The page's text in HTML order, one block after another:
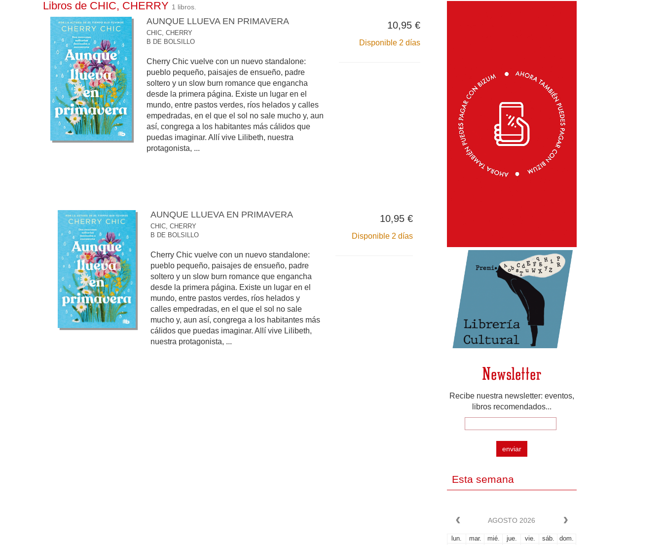
Libros de CHIC, CHERRY 1 libros.
AUNQUE LLUEVA EN PRIMAVERA
CHIC, CHERRY
B DE BOLSILLO
Cherry Chic vuelve con un nuevo standalone:
pueblo pequeño, paisajes de ensueño, padre
soltero y un slow burn romance que engancha
desde la primera página. Existe un lugar en el
mundo, entre pastos verdes, ríos helados y calles
empedradas, en el que el sol no sale mucho y, aun
así, congrega a los habitantes más cálidos que
puedas imaginar. Allí vive Lilibeth, nuestra
protagonista, ...
10,95 €
Disponible 2 días
AUNQUE LLUEVA EN PRIMAVERA
CHIC, CHERRY
B DE BOLSILLO
Cherry Chic vuelve con un nuevo standalone:
pueblo pequeño, paisajes de ensueño, padre
soltero y un slow burn romance que engancha
desde la primera página. Existe un lugar en el
mundo, entre pastos verdes, ríos helados y
calles empedradas, en el que el sol no sale
mucho y, aun así, congrega a los habitantes más
cálidos que puedas imaginar. Allí vive Lilibeth,
nuestra protagonista, ...
10,95 €
Disponible 2 días
Newsletter
Recibe nuestra newsletter: eventos,
libros recomendados...
enviar
Esta semana
AGOSTO 2026
lun. mar. mié. jue. vie. sáb. dom.